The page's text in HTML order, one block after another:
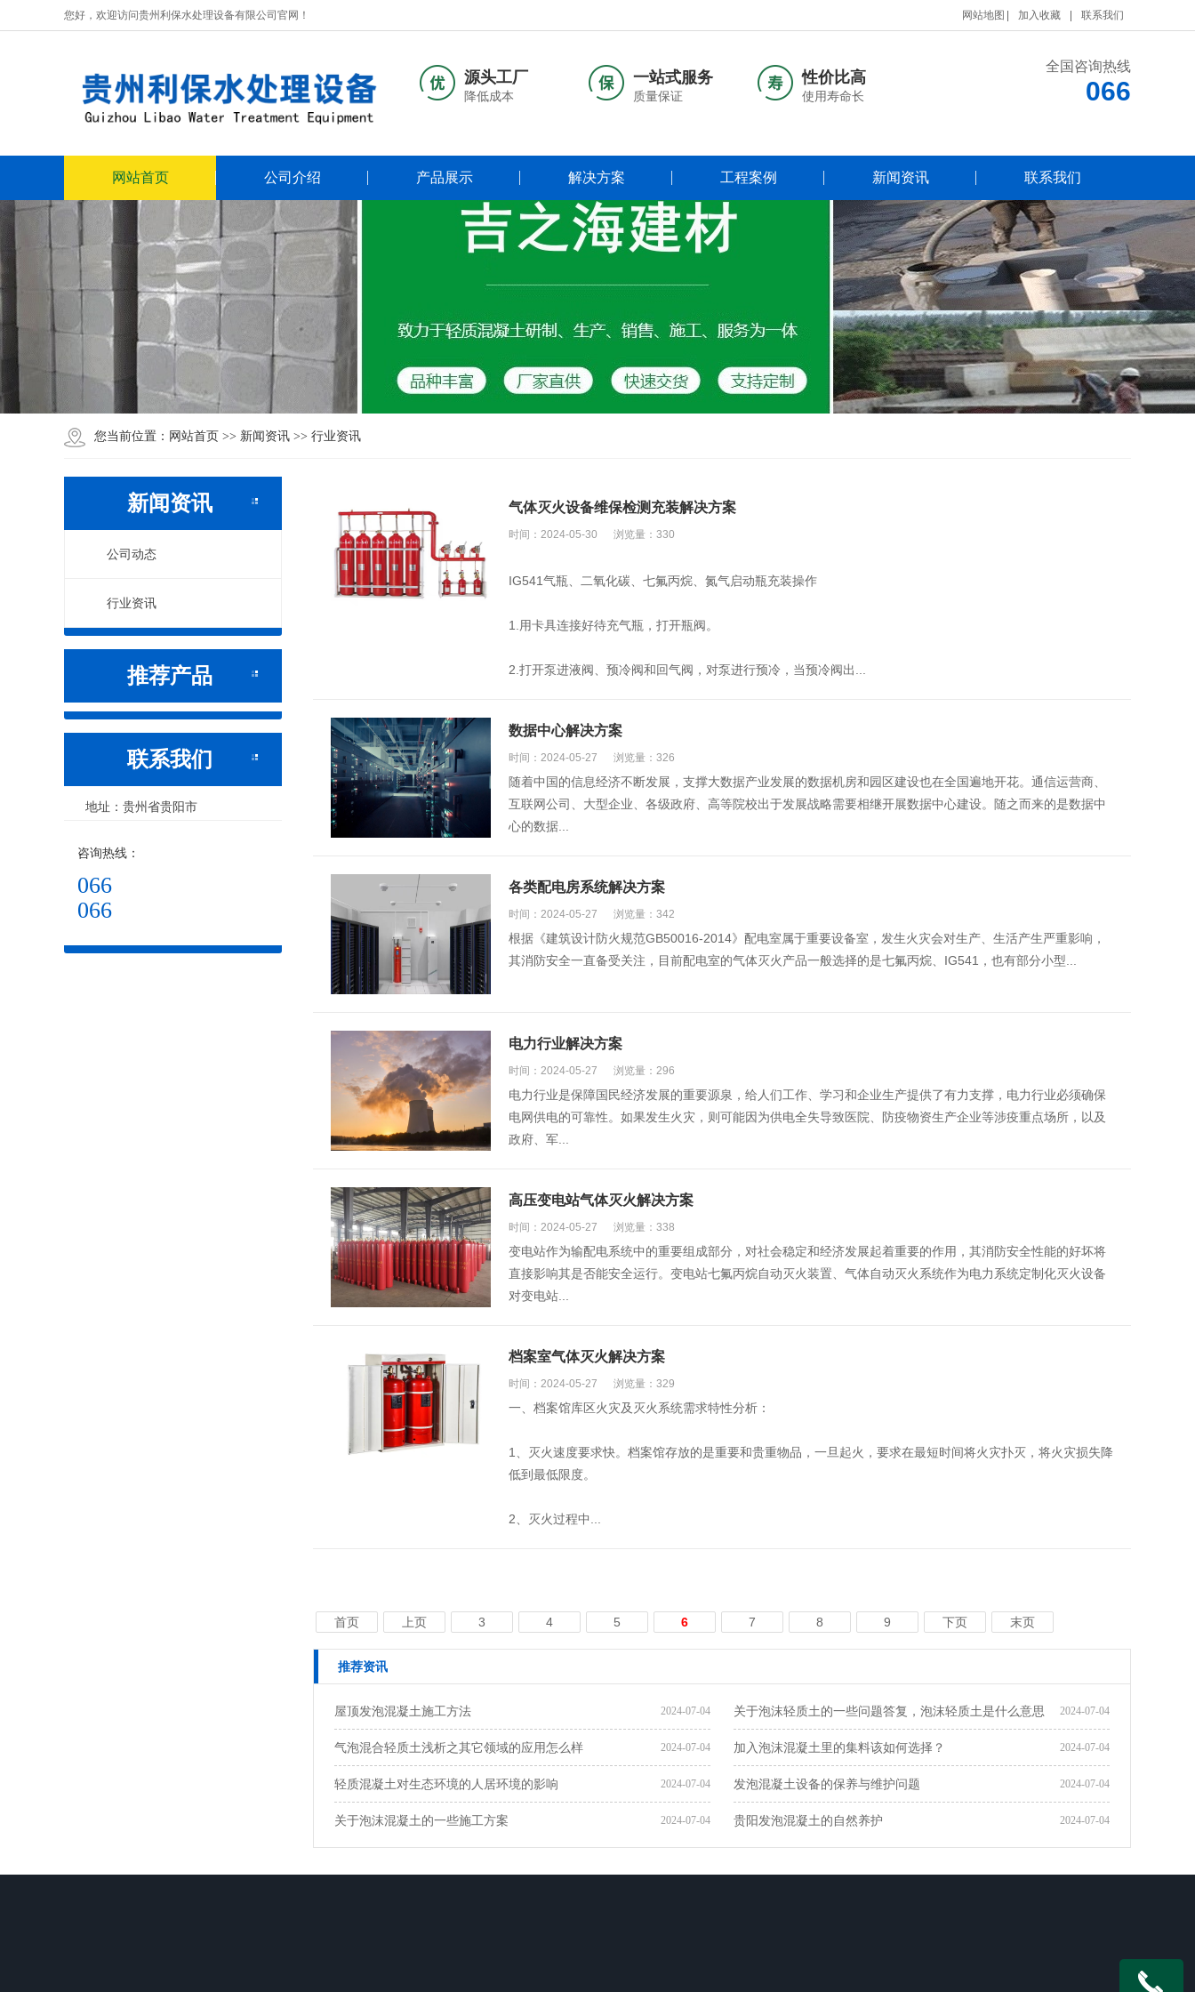
网站地图 加入收藏 联系我们
您好，欢迎访问贵州利保水处理设备有限公司官网！
源头工厂
降低成本
一站式服务
质量保证
性价比高
使用寿命长
全国咨询热线
066
网站首页 公司介绍 产品展示 解决方案 工程案例 新闻资讯 联系我们
您当前位置： 网站首页 >> 新闻资讯 >> 行业资讯
新闻资讯
公司动态
行业资讯
推荐产品
联系我们
地址：贵州省贵阳市
咨询热线：
066
066
气体灭火设备维保检测充装解决方案
时间：2024-05-30 浏览量：330
IG541气瓶、二氧化碳、七氟丙烷、氮气启动瓶充装操作
1.用卡具连接好待充气瓶，打开瓶阀。
2.打开泵进液阀、预冷阀和回气阀，对泵进行预冷，当预冷阀出...
数据中心解决方案
时间：2024-05-27 浏览量：326
随着中国的信息经济不断发展，支撑大数据产业发展的数据机房和园区建设也在全国遍地开花。通信运营商、
互联网公司、大型企业、各级政府、高等院校出于发展战略需要相继开展数据中心建设。随之而来的是数据中
心的数据...
各类配电房系统解决方案
时间：2024-05-27 浏览量：342
根据《建筑设计防火规范GB50016-2014》配电室属于重要设备室，发生火灾会对生产、生活产生严重影响，
其消防安全一直备受关注，目前配电室的气体灭火产品一般选择的是七氟丙烷、IG541，也有部分小型...
电力行业解决方案
时间：2024-05-27 浏览量：296
电力行业是保障国民经济发展的重要源泉，给人们工作、学习和企业生产提供了有力支撑，电力行业必须确保
电网供电的可靠性。如果发生火灾，则可能因为供电全失导致医院、防疫物资生产企业等涉疫重点场所，以及
政府、军...
高压变电站气体灭火解决方案
时间：2024-05-27 浏览量：338
变电站作为输配电系统中的重要组成部分，对社会稳定和经济发展起着重要的作用，其消防安全性能的好坏将
直接影响其是否能安全运行。变电站七氟丙烷自动灭火装置、气体自动灭火系统作为电力系统定制化灭火设备
对变电站...
档案室气体灭火解决方案
时间：2024-05-27 浏览量：329
一、档案馆库区火灾及灭火系统需求特性分析：
1、灭火速度要求快。档案馆存放的是重要和贵重物品，一旦起火，要求在最短时间将火灾扑灭，将火灾损失降
低到最低限度。
2、灭火过程中...
首页 上页 3 4 5 6 7 8 9 下页 末页
推荐资讯
2024-07-04
屋顶发泡混凝土施工方法 2024-07-04
关于泡沫轻质土的一些问题答复，泡沫轻质土是什么意思
2024-07-04
气泡混合轻质土​浅析之其它领域的应用怎么样 2024-07-04
加入泡沫混凝土里的集料该如何选择？
2024-07-04
轻质混凝土对生态环境的人居环境的影响 2024-07-04
发泡混凝土设备的保养与维护问题
2024-07-04
关于泡沫混凝土的一些施工方案 2024-07-04
贵阳发泡混凝土的自然养护